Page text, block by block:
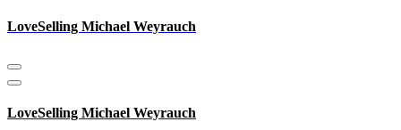
Zum
LoveSelling Michael Weyrauch
LoveSelling Michael Weyrauch